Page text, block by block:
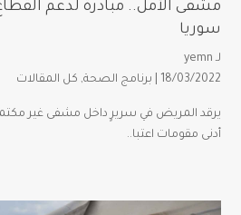
مشفى الأمل.. مبادرة لدعم
سوريا
لـ yemn
18/03/2022 |
برنامج الصحة, كل المقالات
يرقد المريض في سريرٍ داخل مشفى غير
أدنى مقومات اعتبا..